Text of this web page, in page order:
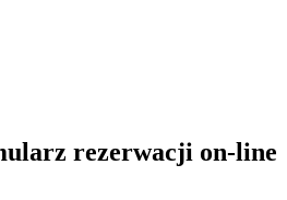
rezerwacji on-line